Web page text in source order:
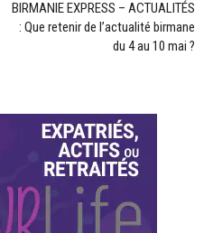
BIRMANIE EXPRESS – ACTUALITÉS
: Que retenir de l’actualité birmane
du 4 au 10 mai ?